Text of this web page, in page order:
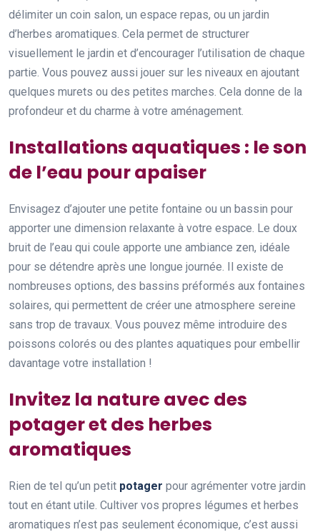
délimiter un coin salon, un espace repas, ou un jardin
d’herbes aromatiques. Cela permet de structurer
visuellement le jardin et d’encourager l’utilisation de chaque
partie. Vous pouvez aussi jouer sur les niveaux en ajoutant
quelques murets ou des petites marches. Cela donne de la
profondeur et du charme à votre aménagement.
Installations aquatiques : le son
de l’eau pour apaiser
Envisagez d’ajouter une petite fontaine ou un bassin pour
apporter une dimension relaxante à votre espace. Le doux
bruit de l’eau qui coule apporte une ambiance zen, idéale
pour se détendre après une longue journée. Il existe de
nombreuses options, des bassins préformés aux fontaines
solaires, qui permettent de créer une atmosphere sereine
sans trop de travaux. Vous pouvez même introduire des
poissons colorés ou des plantes aquatiques pour embellir
davantage votre installation !
Invitez la nature avec des
potager et des herbes
aromatiques
Rien de tel qu’un petit potager pour agrémenter votre jardin
tout en étant utile. Cultiver vos propres légumes et herbes
aromatiques n’est pas seulement économique, c’est aussi